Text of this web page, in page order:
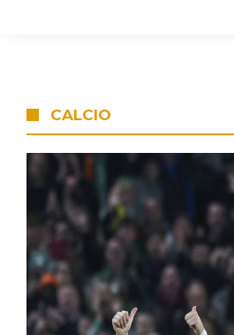
CALCIO